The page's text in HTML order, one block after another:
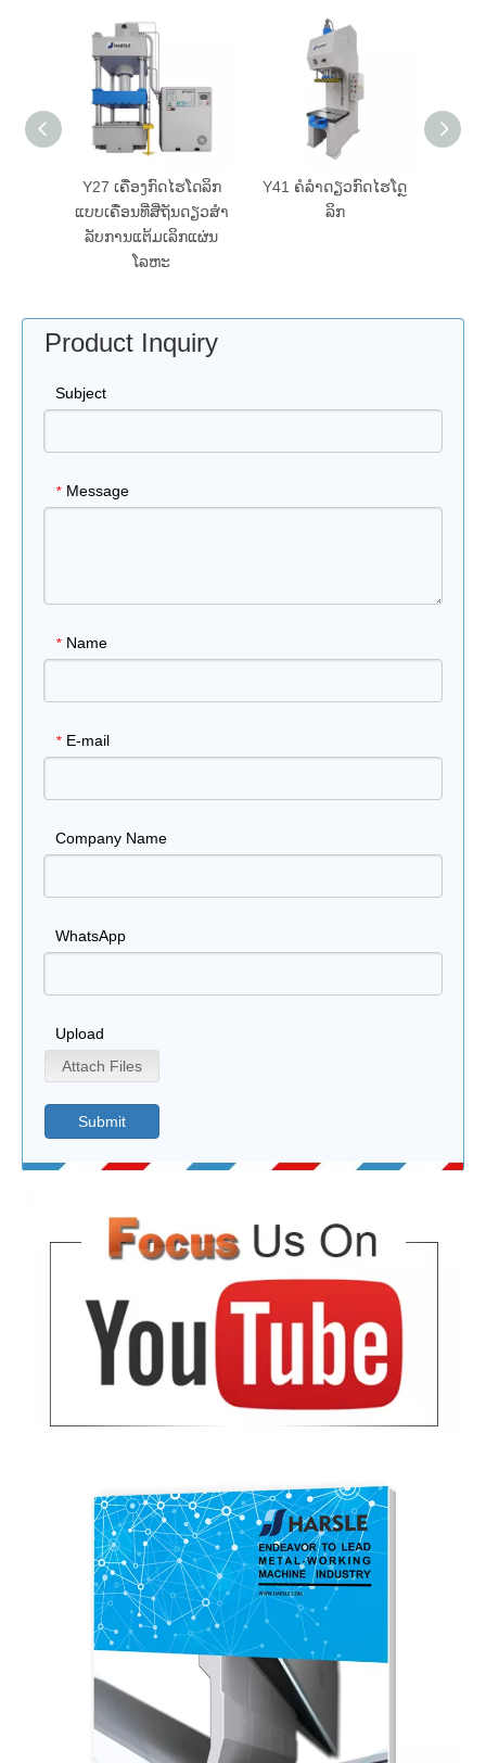
Y27 ເຄື່ອງກົດໄຮໂດລິກ
ແບບເຄື່ອນທີ່ສີ່ຖັນດຽວສໍາ
ລັບການແຕ້ມເລິກແຜ່ນ
ໂລຫະ
Y41 ຄໍລໍາດຽວກົດໄຮໂດຼ
ລິກ
Product Inquiry
Subject
* Message
* Name
* E-mail
Company Name
WhatsApp
Upload
Attach Files
Submit